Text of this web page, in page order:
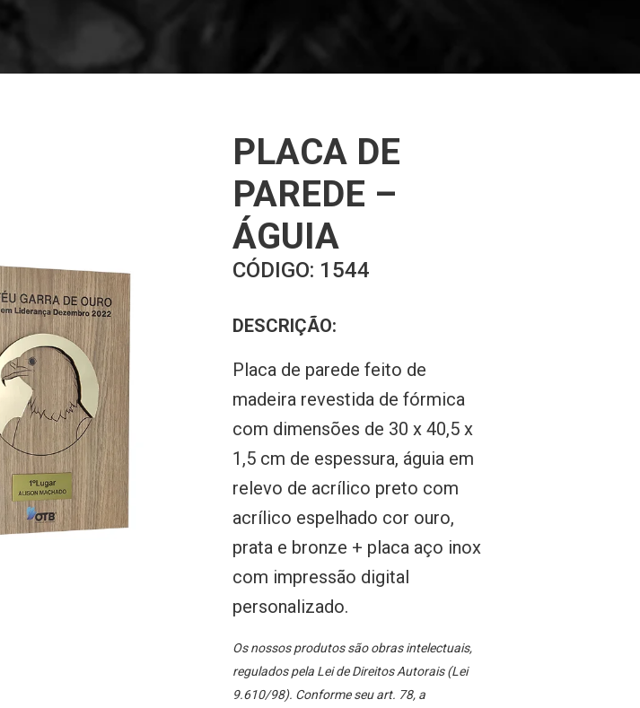
PLACA DE
PAREDE –
ÁGUIA
CÓDIGO: 1544
DESCRIÇÃO:
Placa de parede feito de
madeira revestida de fórmica
com dimensões de 30 x 40,5 x
1,5 cm de espessura, águia em
relevo de acrílico preto com
acrílico espelhado cor ouro,
prata e bronze + placa aço inox
com impressão digital
personalizado.
Os nossos produtos são obras intelectuais,
regulados pela Lei de Direitos Autorais (Lei
9.610/98). Conforme seu art. 78, a